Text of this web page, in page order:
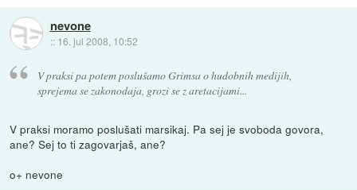
nevone
:: 16. jul 2008, 10:52
V praksi pa potem poslušamo Grimsa o hudobnih medijih,
sprejema se zakonodaja, grozi se z aretacijami...
V praksi moramo poslušati marsikaj. Pa sej je svoboda govora,
ane? Sej to ti zagovarjaš, ane?
o+ nevone